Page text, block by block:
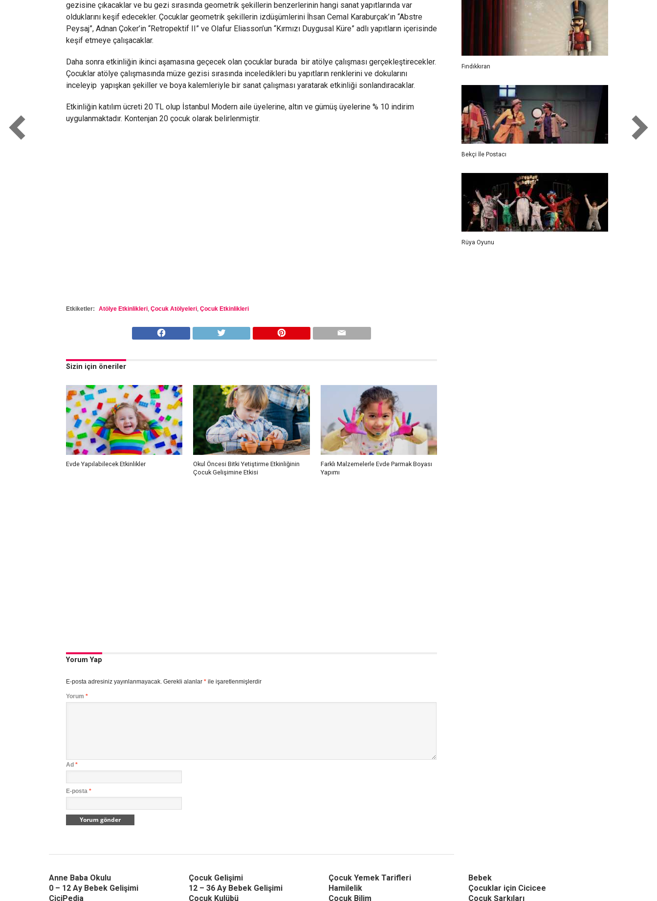
gezisine çıkacaklar ve bu gezi sırasında geometrik şekillerin benzerlerinin hangi sanat yapıtlarında var
olduklarını keşif edecekler. Çocuklar geometrik şekillerin izdüşümlerini İhsan Cemal Karaburçak’ın “Abstre
Peysaj”, Adnan Çoker’in “Retropektif II” ve Olafur Eliasson’un “Kırmızı Duygusal Küre” adlı yapıtların içerisinde
keşif etmeye çalışacaklar.
Daha sonra etkinliğin ikinci aşamasına geçecek olan çocuklar burada bir atölye çalışması gerçekleştirecekler.
Çocuklar atölye çalışmasında müze gezisi sırasında inceledikleri bu yapıtların renklerini ve dokularını
inceleyip yapışkan şekiller ve boya kalemleriyle bir sanat çalışması yaratarak etkinliği sonlandıracaklar.
Etkinliğin katılım ücreti 20 TL olup İstanbul Modern aile üyelerine, altın ve gümüş üyelerine % 10 indirim
uygulanmaktadır. Kontenjan 20 çocuk olarak belirlenmiştir.
Etkiketler: Atölye Etkinlikleri, Çocuk Atölyeleri, Çocuk Etkinlikleri
Sizin için öneriler
Evde Yapılabilecek Etkinlikler
Okul Öncesi Bitki Yetiştirme Etkinliğinin
Çocuk Gelişimine Etkisi
Farklı Malzemelerle Evde Parmak Boyası
Yapımı
Yorum Yap
E-posta adresiniz yayınlanmayacak. Gerekli alanlar *ile işaretlenmişlerdir
Yorum *
Ad *
E-posta *
Fındıkkıran
Bekçi İle Postacı
Rüya Oyunu
Anne Baba Okulu Çocuk Gelişimi Çocuk Yemek Tarifleri
Bebek
0 – 12 Ay Bebek Gelişimi
12 – 36 Ay Bebek Gelişimi Hamilelik
Çocuklar için Cicicee
CiciPedia
Çocuk Kulübü Çocuk Bilim Çocuk Şarkıları